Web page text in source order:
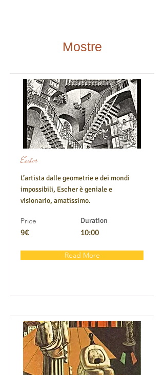
Mostre
Escher
L’artista dalle geometrie e dei mondi
impossibili, Escher è geniale e
visionario, amatissimo.
Price
9€
Duration
10:00
Read More